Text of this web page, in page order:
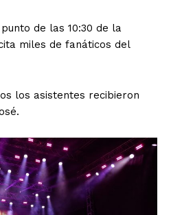
de las 10:30 de la
miles de fanáticos del
los asistentes recibieron